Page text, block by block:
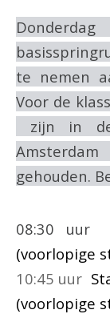
te nemen
Voor de
zijn in de
gehouden.
08:30 uur
(voorlopige
10:45 uur
(voorlopige